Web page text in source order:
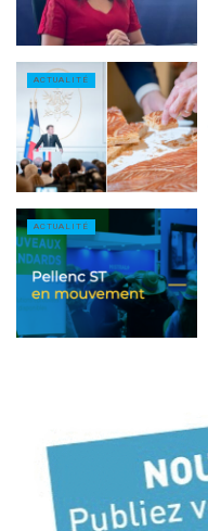
ACTUALITÉ
ACTUALITÉ